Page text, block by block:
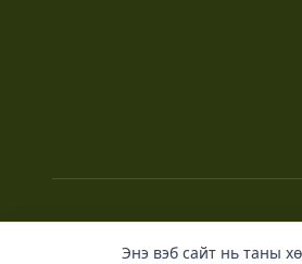
Энэ вэб сайт нь таны